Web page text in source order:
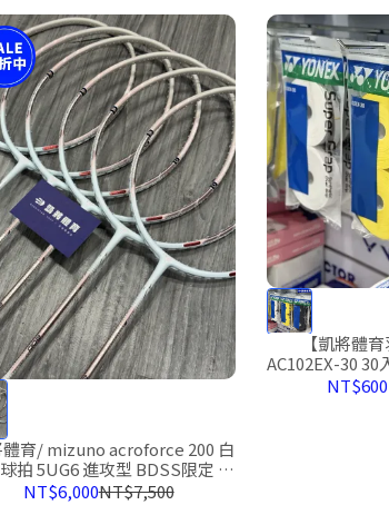
育/ mizuno acroforce 200 白
拍 5UG6 進攻型 BDSS限定 日
本製 AF200 af200
NT$6,000NT$7,500
【凱將體
AC102EX-30 30
握把皮
NT$600